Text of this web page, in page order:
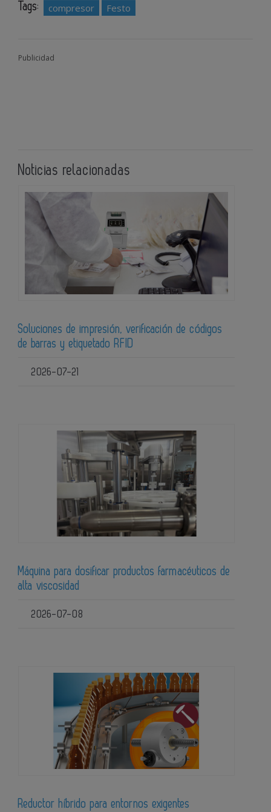
Tags: compresor Festo
Publicidad
Noticias relacionadas
Soluciones de impresión, verificación de códigos
de barras y etiquetado RFID
2026-07-21
Máquina para dosificar productos farmacéuticos de
alta viscosidad
2026-07-08
Reductor híbrido para entornos exigentes